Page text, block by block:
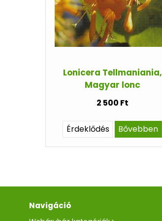
Lonicera Tellmaniania,
Magyar lonc
2 500 Ft
Érdeklődés Bővebben
Navigáció